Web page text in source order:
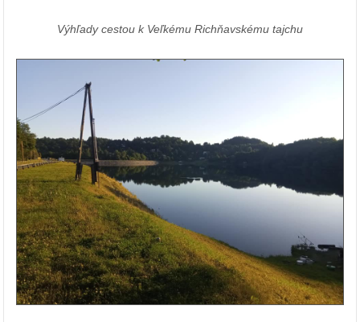
Výhľady cestou k Veľkému Richňavskému tajchu